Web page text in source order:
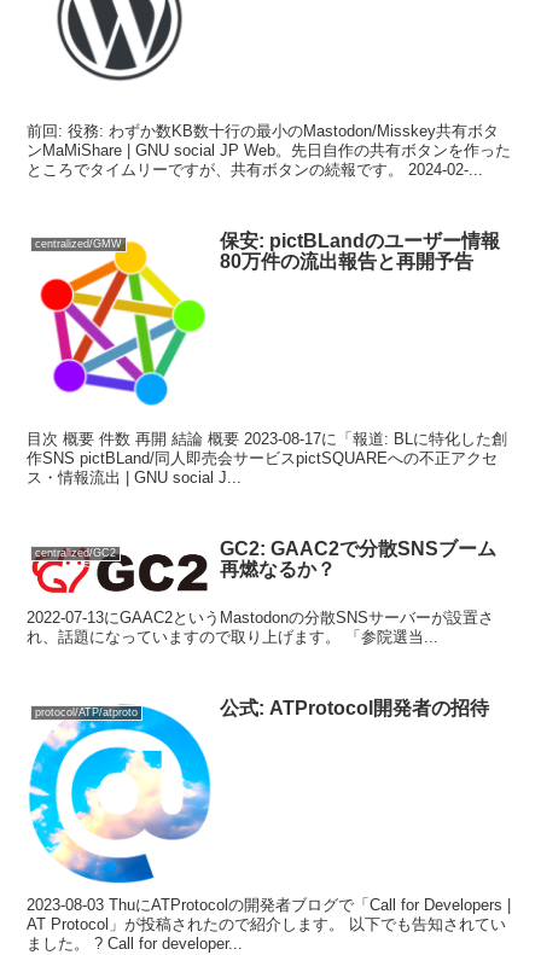
前回: 役務: わずか数KB数十行の最小のMastodon/Misskey共有ボタ
ンMaMiShare | GNU social JP Web。先日自作の共有ボタンを作った
ところでタイムリーですが、共有ボタンの続報です。 2024-02-...
centralized/GMW
保安: pictBLandのユーザー情報
80万件の流出報告と再開予告
目次 概要 件数 再開 結論 概要 2023-08-17に「報道: BLに特化した創
作SNS pictBLand/同人即売会サービスpictSQUAREへの不正アクセ
ス・情報流出 | GNU social J...
centralized/GC2
GC2: GAAC2で分散SNSブーム
再燃なるか？
2022-07-13にGAAC2というMastodonの分散SNSサーバーが設置さ
れ、話題になっていますので取り上げます。 「参院選当...
protocol/ATP/atproto 公式: ATProtocol開発者の招待
2023-08-03 ThuにATProtocolの開発者ブログで「Call for Developers |
AT Protocol」が投稿されたので紹介します。 以下でも告知されてい
ました。 ? Call for developer...